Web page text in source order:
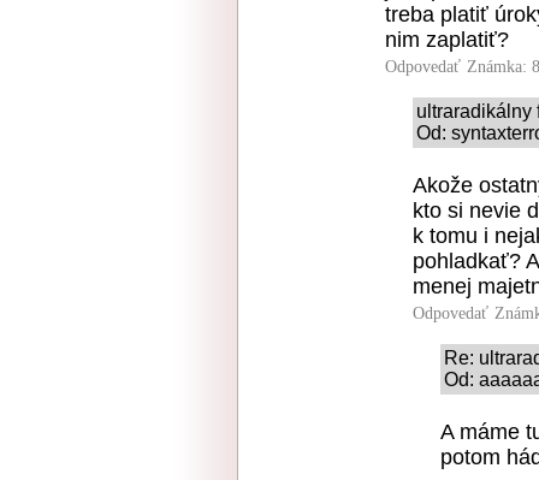
treba platiť
nim zaplatiť?
Odpovedať Známka:
ultraradikálny
Od:
Akože
kto si nevie
k tomu i
pohladkať?
menej
Odpovedať
Re:
Od:
A máme
potom